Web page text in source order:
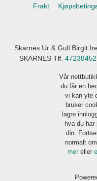
Frakt
Skarnes Ur & Gull Birgit
SKARNES Tlf. 47238452
Vår
du får en
vi kan yte
bruker
lagre
hva du
din.
normalt
mer eller